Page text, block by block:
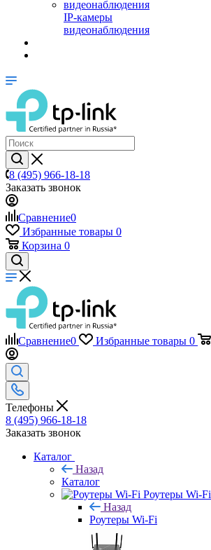
IP-камеры
видеонаблюдения
8 (495) 966-18-18
Заказать звонок
Сравнение0
Избранные товары 0
Корзина 0
Сравнение0 Избранные товары 0
Телефоны
8 (495) 966-18-18
Заказать звонок
Каталог
Назад
Каталог
Роутеры Wi-Fi
Назад
Роутеры Wi-Fi